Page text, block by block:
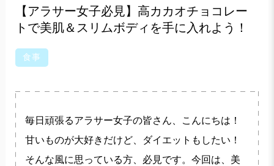
【アラサー女子必見】高カカオチョコレー
トで美肌＆スリムボディを手に入れよう！
食事
毎日頑張るアラサー女子の皆さん、こんにちは！
甘いものが大好きだけど、ダイエットもしたい！
そんな風に思っている方、必見です。今回は、美